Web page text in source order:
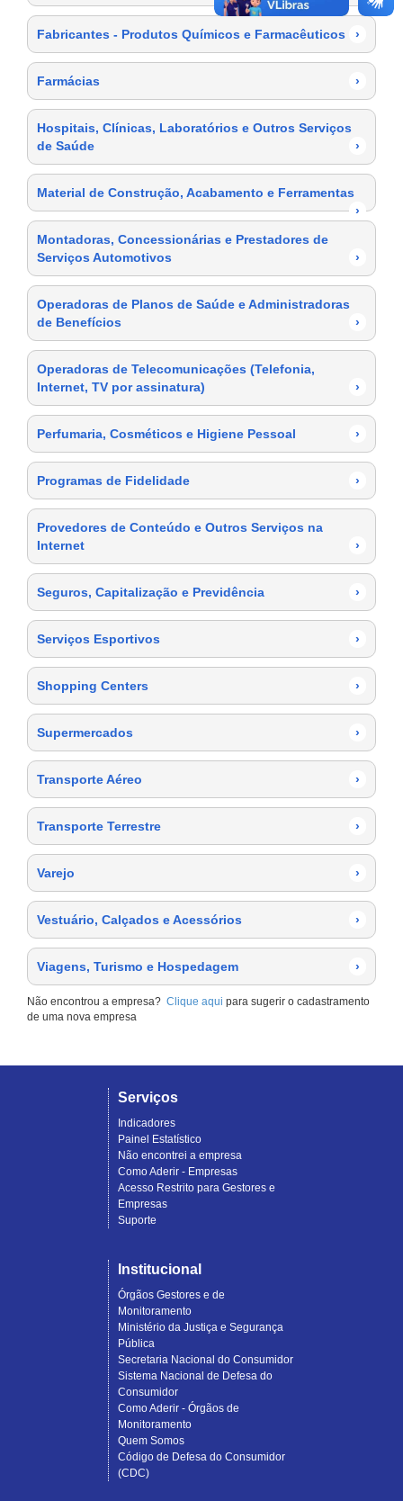
Fabricantes - Produtos Químicos e Farmacêuticos ›
Farmácias ›
Hospitais, Clínicas, Laboratórios e Outros Serviços
de Saúde
›
Material de Construção, Acabamento e Ferramentas
›
Montadoras, Concessionárias e Prestadores de
Serviços Automotivos
›
Operadoras de Planos de Saúde e Administradoras
de Benefícios
›
Operadoras de Telecomunicações (Telefonia,
Internet, TV por assinatura)
›
Perfumaria, Cosméticos e Higiene Pessoal ›
Programas de Fidelidade ›
Provedores de Conteúdo e Outros Serviços na
Internet
›
Seguros, Capitalização e Previdência ›
Serviços Esportivos ›
Shopping Centers ›
Supermercados ›
Transporte Aéreo ›
Transporte Terrestre ›
Varejo ›
Vestuário, Calçados e Acessórios ›
Viagens, Turismo e Hospedagem ›
Não encontrou a empresa? Clique aqui para sugerir o cadastramento
de uma nova empresa
Serviços
Indicadores
Painel Estatístico
Não encontrei a empresa
Como Aderir - Empresas
Acesso Restrito para Gestores e
Empresas
Suporte
Institucional
Órgãos Gestores e de
Monitoramento
Ministério da Justiça e Segurança
Pública
Secretaria Nacional do Consumidor
Sistema Nacional de Defesa do
Consumidor
Como Aderir - Órgãos de
Monitoramento
Quem Somos
Código de Defesa do Consumidor
(CDC)